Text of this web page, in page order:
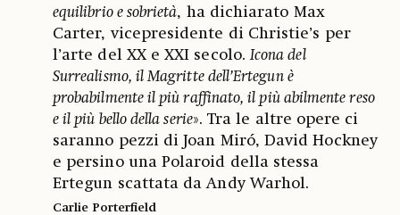
equilibrio e sobrietà, ha dichiarato Max
Carter, vicepresidente di Christie’s per
l’arte del XX e XXI secolo.Icona del
Surrealismo, il Magritte dell’Ertegun è
probabilmente il più raffinato, il più abilmente reso
e il più bello della serie». Tra le altre opere ci
saranno pezzi di Joan Miró, David Hockney
e persino una Polaroid della stessa
Ertegun scattata da Andy Warhol.
Carlie Porterfield